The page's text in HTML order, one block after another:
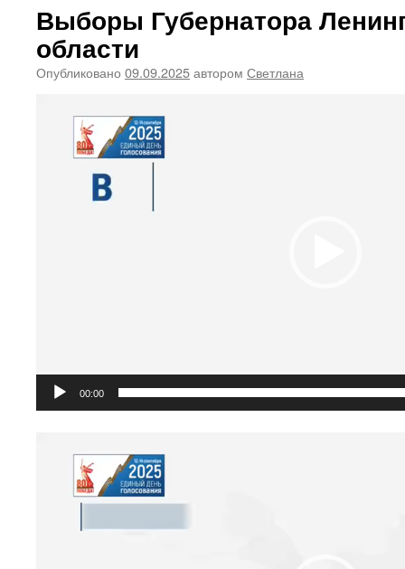
Выборы Губернатора
области
Опубликовано 09.09.2025автором Светлана
00:00